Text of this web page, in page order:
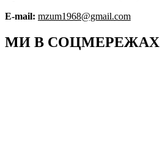
E-mail: mzum1968@gmail.com
МИ В СОЦМЕРЕЖАХ